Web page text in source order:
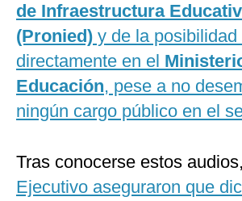
de Infraestructura
(Pronied) y de la
directamente en el
Educación, pese a no
ningún cargo público en el
Tras conocerse estos audios,
Ejecutivo aseguraron que